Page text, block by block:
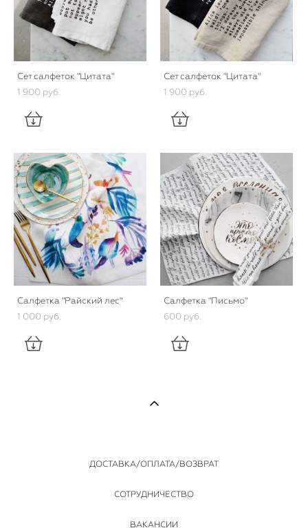
Сет салфеток "Цитата"
1 900 pуб.
Сет салфеток "Цитата"
1 900 pуб.
Салфетка "Райский лес"
1 000 pуб.
Салфетка "Письмо"
600 pуб.
ДОСТАВКА/ОПЛАТА/ВОЗВРАТ
СОТРУДНИЧЕСТВО
ВАКАНСИИ